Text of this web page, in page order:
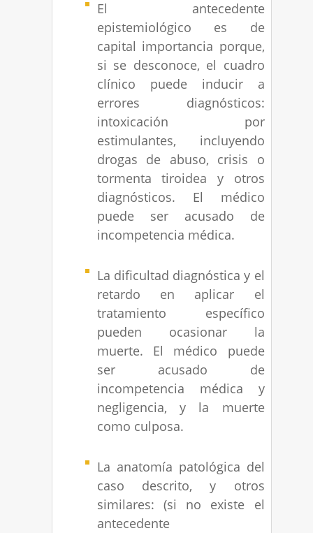
El antecedente
epistemiológico es de
capital importancia porque,
si se desconoce, el cuadro
clínico puede inducir a
errores diagnósticos:
intoxicación por
estimulantes, incluyendo
drogas de abuso, crisis o
tormenta tiroidea y otros
diagnósticos. El médico
puede ser acusado de
incompetencia médica.
La dificultad diagnóstica y el
retardo en aplicar el
tratamiento específico
pueden ocasionar la
muerte. El médico puede
ser acusado de
incompetencia médica y
negligencia, y la muerte
como culposa.
La anatomía patológica del
caso descrito, y otros
similares: (si no existe el
antecedente